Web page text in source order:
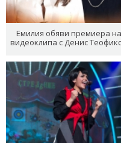
Емилия обяви премиера на
видеоклипа с Денис